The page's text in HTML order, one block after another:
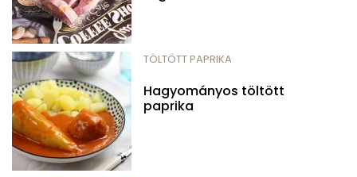
TÖLTÖTT PAPRIKA
Hagyományos töltött
paprika